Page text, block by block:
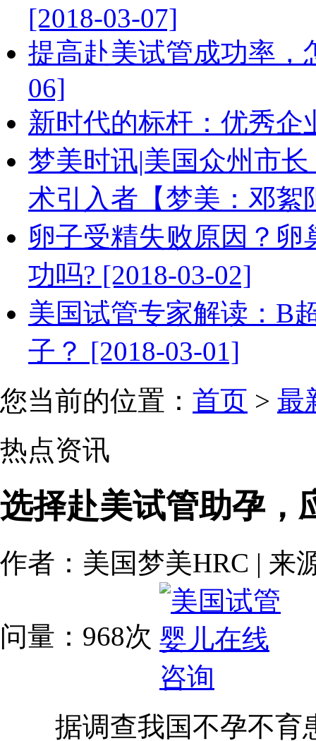
[2018-03-07]
提高赴美试管成功率，
06]
新时代的标杆：优秀企
梦美时讯|美国众州市
术引入者【梦美：邓絮
卵子受精失败原因？
功吗? [2018-03-02]
美国试管专家解读：B
子？ [2018-03-01]
您当前的位置： 首页 > 最
热点资讯
选择赴美试管助孕，
作者：美国梦美HRC | 来
问量：968次
据调查我国不孕不育